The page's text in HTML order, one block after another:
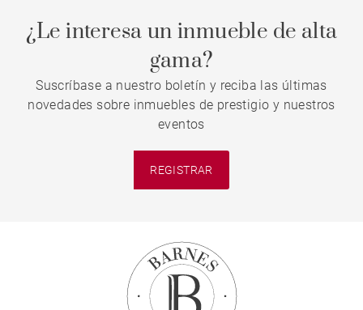
¿Le interesa un inmueble de alta
gama?
Suscríbase a nuestro boletín y reciba las últimas
novedades sobre inmuebles de prestigio y nuestros
eventos
REGISTRAR